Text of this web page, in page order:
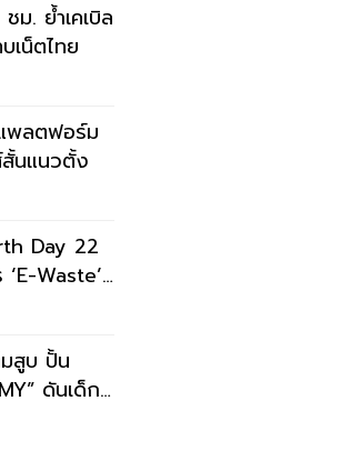
ม. ย้ำเคเบิล
เน็ตไทย
พลตฟอร์ม
นแนวตั้ง
Day 22
Waste’
กร้อน
มสูบ ปั้น
ดันเด็ก